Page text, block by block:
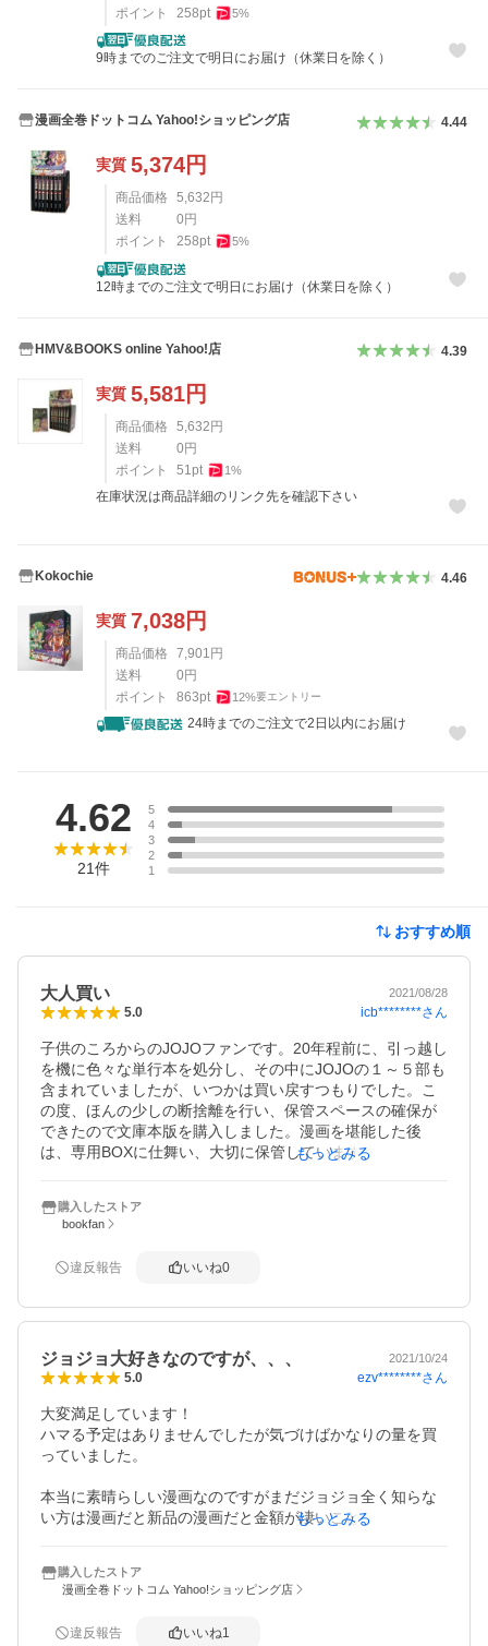
ポイント
258pt 5%
9時までのご注文で明日にお届け（休業日を除く）
漫画全巻ドットコム Yahoo!ショッピング店 4.44
実質 5,374円
商品価格 5,632 円
送料
0 円
ポイント
258pt 5%
12時までのご注文で明日にお届け（休業日を除く）
HMV&BOOKS online Yahoo!店 4.39
実質 5,581円
商品価格 5,632円
送料
0円
ポイント
51 pt 1%
在庫状況は商品詳細のリンク先を確認下さい
Kokochie 4.46
実質 7,038円
商品価格 7,901 円
送料
0円
ポイント
863pt 12%要エントリー
24時までのご注文で2日以内にお届け
4.62
21件
5
4
3
2
1
おすすめ順
大人買い 2021/08/28
5.0 icb********さん
子供のころからのJOJOファンです。20年程前に、引っ越し
を機に色々な単行本を処分し、その中にJOJOの１～５部も
含まれていましたが、いつかは買い戻すつもりでした。こ
の度、ほんの少しの断捨離を行い、保管スペースの確保が
できたので文庫本版を購入しました。漫画を堪能した後
は、専用BOXに仕舞い、大切に保管しています。付録のポ
もっとみる
購入したストア
bookfan
違反報告 いいね0
ジョジョ大好きなのですが、、、 2021/10/24
5.0 ezv********さん
大変満足しています！
ハマる予定はありませんでしたが気づけばかなりの量を買
っていました。
本当に素晴らしい漫画なのですがまだジョジョ全く知らな
い方は漫画だと新品の漫画だと金額が凄いことになるので
ここまでハマるとわかっていれば最初から中古を勝ってい
たと思います！
もっとみる
購入したストア
漫画全巻ドットコム Yahoo!ショッピング店
違反報告 いいね1